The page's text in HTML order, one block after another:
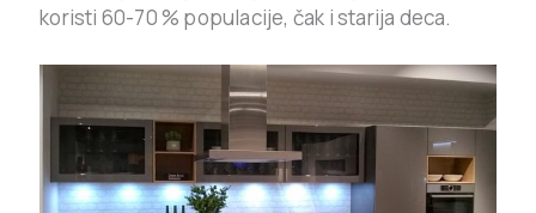
koristi 60-70 % populacije, čak i starija deca.